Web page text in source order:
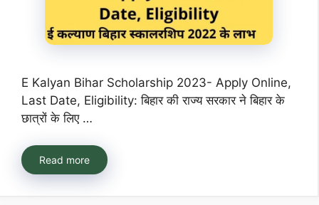
E Kalyan Bihar Scholarship 2023- Apply Online,
Last Date, Eligibility: बिहार की राज्य सरकार ने बिहार के
छात्रों के लिए …
Read more